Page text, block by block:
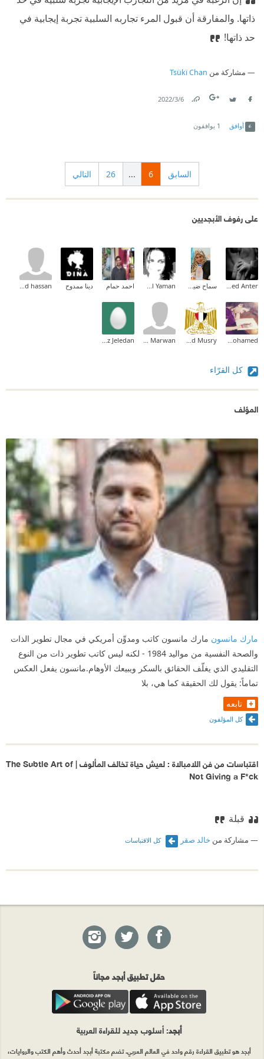
ذاتها. والمفارقة أن قبول المرء تجاربه السلبية تجربة إيجابية في
حد ذاتها!
مشاركة من Tsükï Chan
6‏/3‏/2022
أوافق 1 يوافقون
السابق 6
...
26 التالي
على رفوف الأبجديين
Ahmed Mohammed Anter سماح ضيف الله المزين Salam Al Yaman احمد حمام دينا ممدوح mohamed hassan
Nesma Mohamed
Ahmed Musry
Bahaa Marwan
Abdulaziz Jeledan
كل القرّاء
المؤلف
مارك مانسون مارك مانسون كاتب ومدوِّن أمريكي في مجال تطوير الذات
والصحة النفسية من مواليد 1984 - لكنه ليس كاتب تطوير ذات من النوع
التقليدي الذي يغلّف الحقائق بالسكر ويبيعك الأوهام.مانسون يفعل العكس
تماماً: يقول لك الحقيقة كما هي، بلا
تابعه
كل المؤلفون
اقتباسات من فن اللامبالاة : لعيش حياة تخالف المألوف | The Subtle Art of
Not Giving a F*ck
قبلة
مشاركة من خالد صقر كل الاقتباسات
حمّل تطبيق أبجد مجاناً
أبجد: أسلوب جديد للقراءة العربية
أبجد هو تطبيق القراءة رقم واحد في العالم العربي. تضم مكتبة أبجد أحدث وأهم الكتب والروايات،